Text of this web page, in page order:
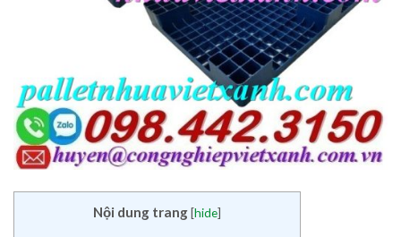
Nội dung trang[hide]